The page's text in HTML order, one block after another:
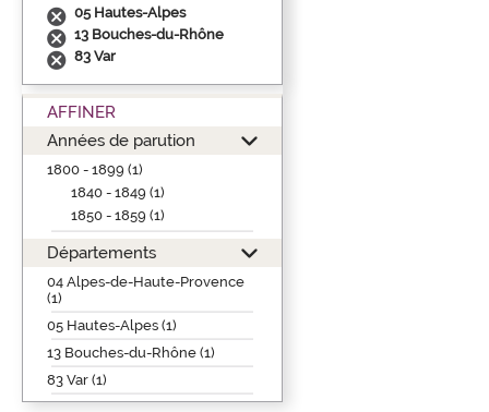
05 Hautes-Alpes
13 Bouches-du-Rhône
83 Var
AFFINER
Années de parution
1800 - 1899 (1)
1840 - 1849 (1)
1850 - 1859 (1)
Départements
04 Alpes-de-Haute-Provence
(1)
05 Hautes-Alpes (1)
13 Bouches-du-Rhône (1)
83 Var (1)